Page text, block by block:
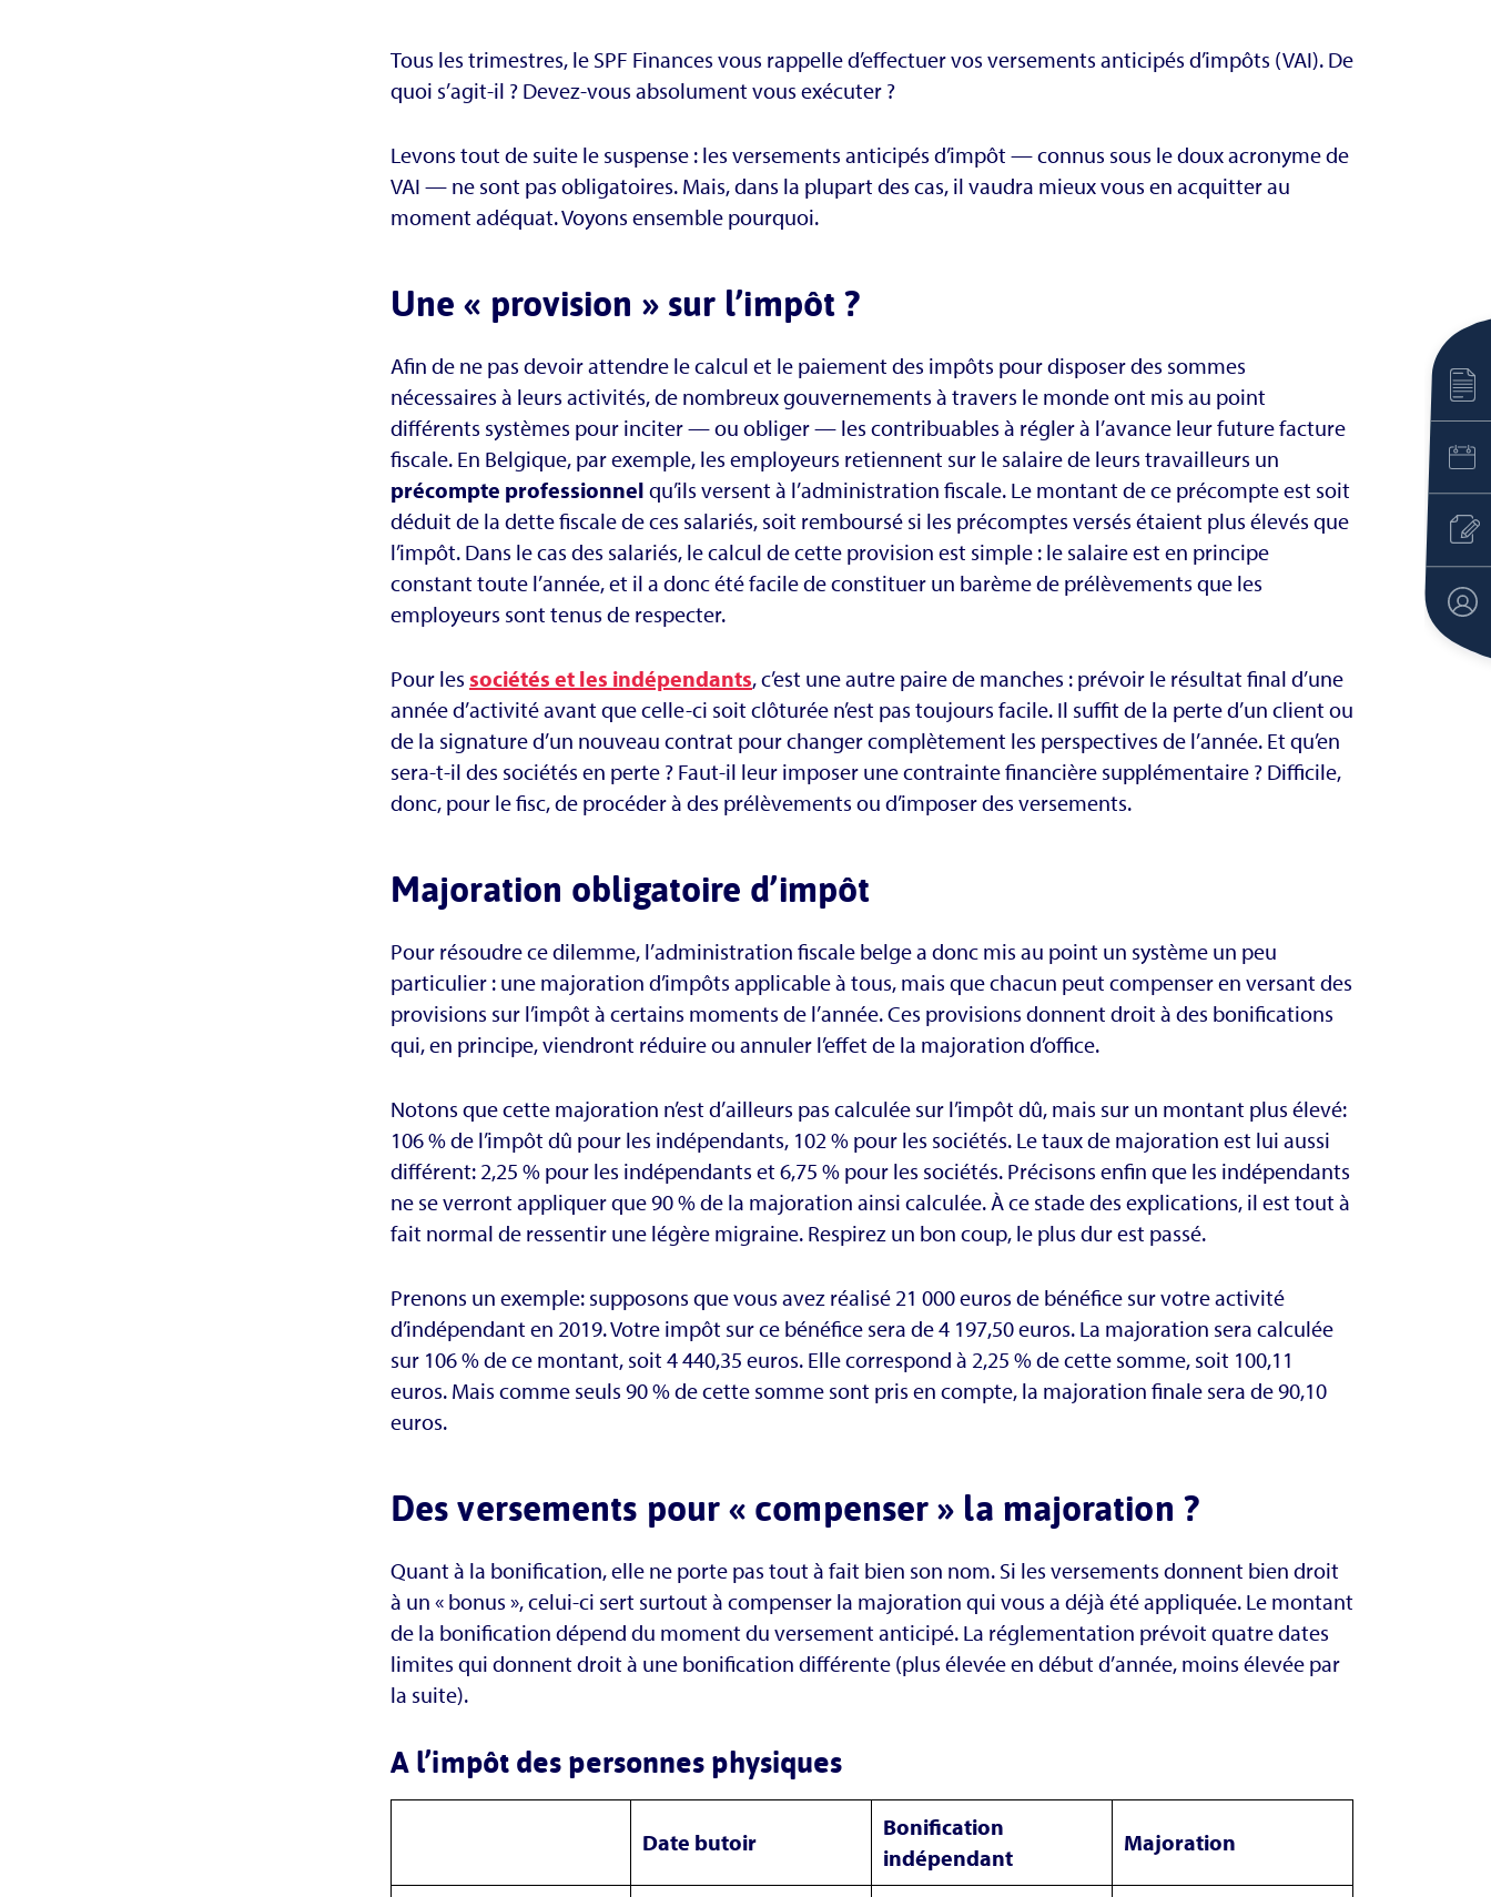
Tous les trimestres, le SPF Finances vous rappelle d’effectuer vos versements anticipés d’impôts (VAI). De
quoi s’agit-il ? Devez-vous absolument vous exécuter ?
Levons tout de suite le suspense : les versements anticipés d’impôt — connus sous le doux acronyme de
VAI — ne sont pas obligatoires. Mais, dans la plupart des cas, il vaudra mieux vous en acquitter au
moment adéquat. Voyons ensemble pourquoi.
Une « provision » sur l’impôt ?
Afin de ne pas devoir attendre le calcul et le paiement des impôts pour disposer des sommes
nécessaires à leurs activités, de nombreux gouvernements à travers le monde ont mis au point
différents systèmes pour inciter — ou obliger — les contribuables à régler à l’avance leur future facture
fiscale. En Belgique, par exemple, les employeurs retiennent sur le salaire de leurs travailleurs un
précompte professionnel qu’ils versent à l’administration fiscale. Le montant de ce précompte est soit
déduit de la dette fiscale de ces salariés, soit remboursé si les précomptes versés étaient plus élevés que
l’impôt. Dans le cas des salariés, le calcul de cette provision est simple : le salaire est en principe
constant toute l’année, et il a donc été facile de constituer un barème de prélèvements que les
employeurs sont tenus de respecter.
Pour les sociétés et les indépendants, c’est une autre paire de manches : prévoir le résultat final d’une
année d’activité avant que celle-ci soit clôturée n’est pas toujours facile. Il suffit de la perte d’un client ou
de la signature d’un nouveau contrat pour changer complètement les perspectives de l’année. Et qu’en
sera-t-il des sociétés en perte ? Faut-il leur imposer une contrainte financière supplémentaire ? Difficile,
donc, pour le fisc, de procéder à des prélèvements ou d’imposer des versements.
Majoration obligatoire d’impôt
Pour résoudre ce dilemme, l’administration fiscale belge a donc mis au point un système un peu
particulier : une majoration d’impôts applicable à tous, mais que chacun peut compenser en versant des
provisions sur l’impôt à certains moments de l’année. Ces provisions donnent droit à des bonifications
qui, en principe, viendront réduire ou annuler l’effet de la majoration d’office.
Notons que cette majoration n’est d’ailleurs pas calculée sur l’impôt dû, mais sur un montant plus élevé:
106 % de l’impôt dû pour les indépendants, 102 % pour les sociétés. Le taux de majoration est lui aussi
différent: 2,25 % pour les indépendants et 6,75 % pour les sociétés. Précisons enfin que les indépendants
ne se verront appliquer que 90 % de la majoration ainsi calculée. À ce stade des explications, il est tout à
fait normal de ressentir une légère migraine. Respirez un bon coup, le plus dur est passé.
Prenons un exemple: supposons que vous avez réalisé 21 000 euros de bénéfice sur votre activité
d’indépendant en 2019. Votre impôt sur ce bénéfice sera de 4 197,50 euros. La majoration sera calculée
sur 106 % de ce montant, soit 4 440,35 euros. Elle correspond à 2,25 % de cette somme, soit 100,11
euros. Mais comme seuls 90 % de cette somme sont pris en compte, la majoration finale sera de 90,10
euros.
Des versements pour « compenser » la majoration ?
Quant à la bonification, elle ne porte pas tout à fait bien son nom. Si les versements donnent bien droit
à un « bonus », celui-ci sert surtout à compenser la majoration qui vous a déjà été appliquée. Le montant
de la bonification dépend du moment du versement anticipé. La réglementation prévoit quatre dates
limites qui donnent droit à une bonification différente (plus élevée en début d’année, moins élevée par
la suite).
A l’impôt des personnes physiques
Date butoir
Bonification
indépendant
Majoration